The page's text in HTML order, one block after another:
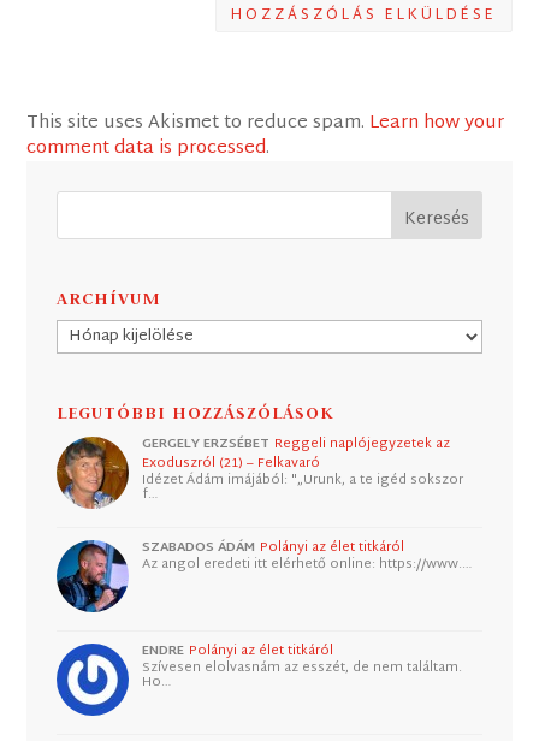
HOZZÁSZÓLÁS ELKÜLDÉSE
This site uses Akismet to reduce spam. Learn how your
comment data is processed.
ARCHÍVUM
Archívum
LEGUTÓBBI HOZZÁSZÓLÁSOK
GERGELY ERZSÉBET Reggeli naplójegyzetek az
Exoduszról (21) – Felkavaró
Idézet Ádám imájából: "„Urunk, a te igéd sokszor
f…
SZABADOS ÁDÁM Polányi az élet titkáról
Az angol eredeti itt elérhető online: https://www.…
ENDRE Polányi az élet titkáról
Szívesen elolvasnám az esszét, de nem találtam.
Ho…